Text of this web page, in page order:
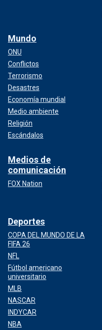
Mundo
ONU
Conflictos
Terrorismo
Desastres
Economía mundial
Medio ambiente
Religión
Escándalos
Medios de
comunicación
FOX Nation
Deportes
COPA DEL MUNDO DE LA
FIFA 26
NFL
Fútbol americano
universitario
MLB
NASCAR
INDYCAR
NBA